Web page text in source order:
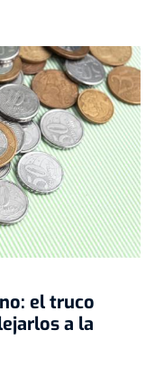
el truco
a la